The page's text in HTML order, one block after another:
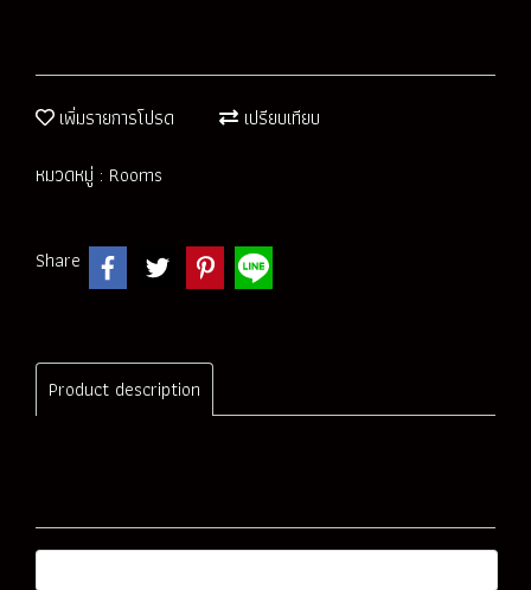
เพิ่มรายการโปรด
เปรียบเทียบ
หมวดหมู่ : Rooms
Share
Product description